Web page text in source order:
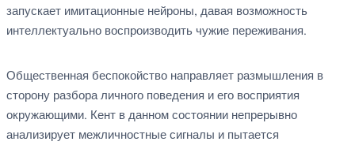
запускает имитационные нейроны, давая возможность
интеллектуально воспроизводить чужие переживания.
Общественная беспокойство направляет размышления в
сторону разбора личного поведения и его восприятия
окружающими. Кент в данном состоянии непрерывно
анализирует межличностные сигналы и пытается